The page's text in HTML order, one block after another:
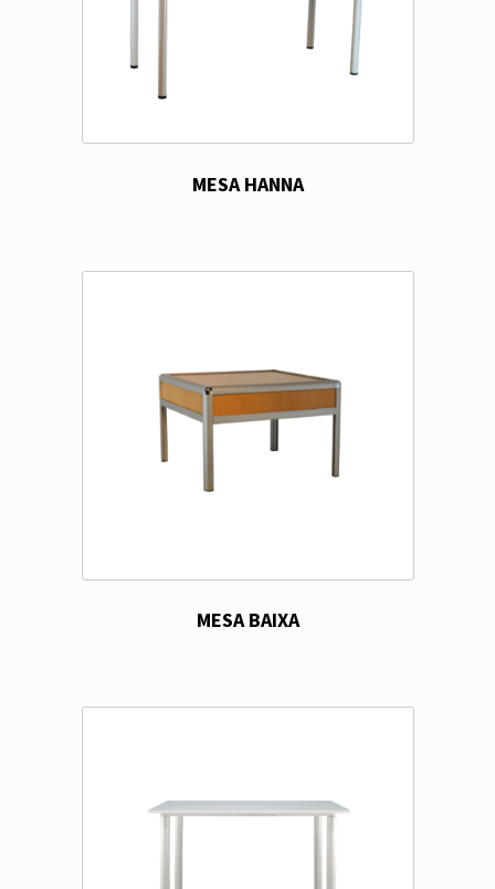
MESA HANNA
MESA BAIXA